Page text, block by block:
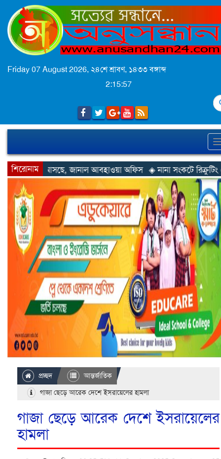
Friday 07 August 2026, ২৪শে শ্রাবণ, ১৪৩৩ বঙ্গাব্দ
2:15:59
শিরোনাম
আবহাওয়া অফিস ◈ নানা সংকটে রিক্রুটিং এজেন্সি, হুমকির মুখে শ্রম
প্রচ্ছদ
আন্তর্জাতিক
গাজা ছেড়ে আরেক দেশে ইসরায়েলের হামলা
গাজা ছেড়ে আরেক দেশে ইসরায়েলের
হামলা